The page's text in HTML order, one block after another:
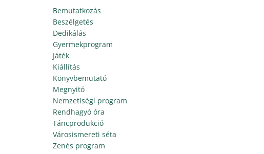
Bemutatkozás
Beszélgetés
Dedikálás
Gyermekprogram
Játék
Kiállítás
Könyvbemutató
Megnyitó
Nemzetiségi program
Rendhagyó óra
Táncprodukció
Városismereti séta
Zenés program